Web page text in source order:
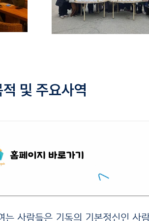
및 주요사역
사람들은 기독의 기본정신인 사